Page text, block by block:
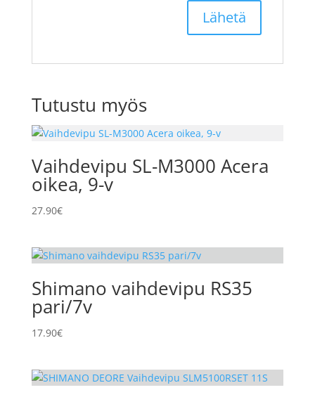
Tutustu myös
Vaihdevipu SL-M3000 Acera
oikea, 9-v
27.90€
Shimano vaihdevipu RS35
pari/7v
17.90€